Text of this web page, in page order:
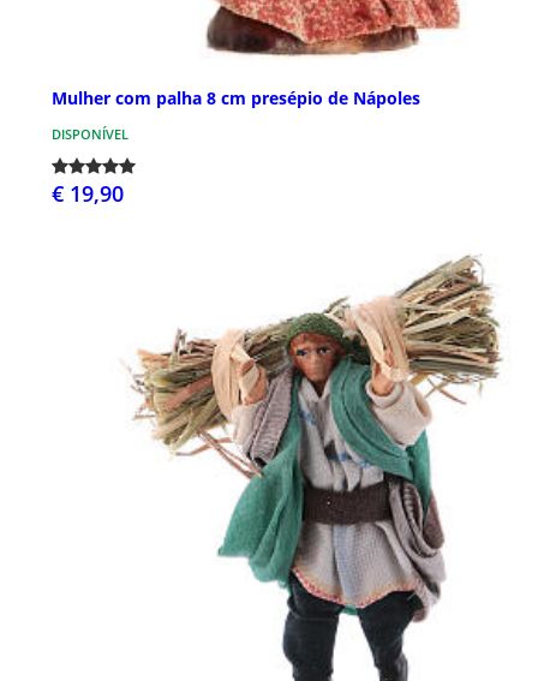
Mulher com palha 8 cm presépio de Nápoles
DISPONÍVEL
€ 19,90